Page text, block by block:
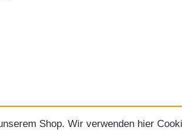
Shop. Wir verwenden hier